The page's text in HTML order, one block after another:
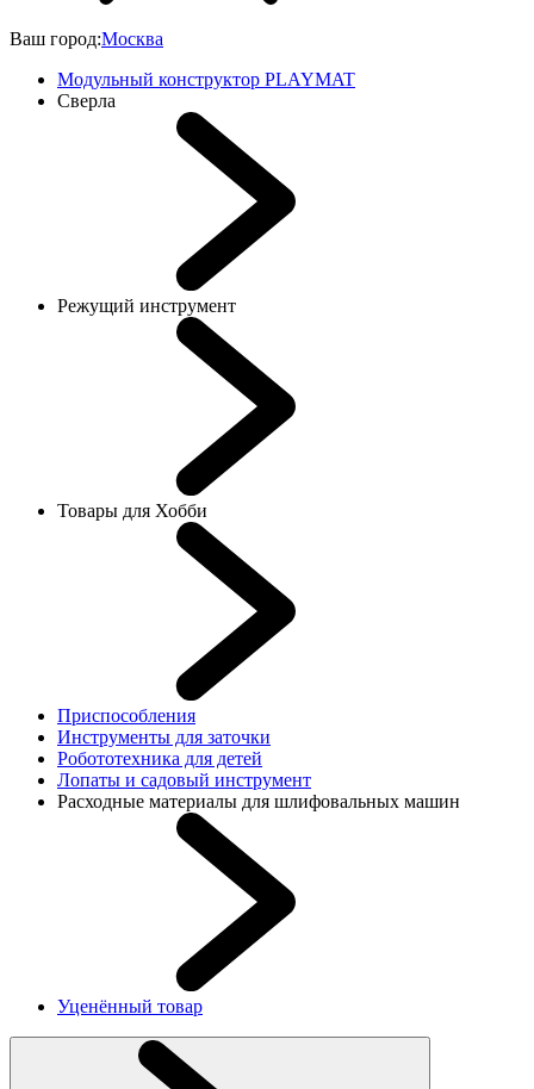
Ваш город:Москва
Модульный конструктор PLAYMAT
Сверла
Режущий инструмент
Товары для Хобби
Приспособления
Инструменты для заточки
Робототехника для детей
Лопаты и садовый инструмент
Расходные материалы для шлифовальных машин
Уценённый товар